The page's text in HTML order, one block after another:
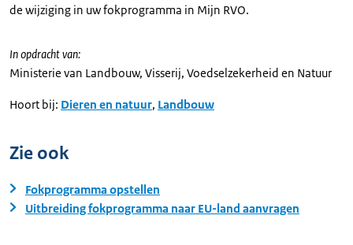
de wijziging in uw fokprogramma in Mijn RVO.
In opdracht van:
Ministerie van Landbouw, Visserij, Voedselzekerheid en Natuur
Hoort bij: Dieren en natuur, Landbouw
Zie ook
Fokprogramma opstellen
Uitbreiding fokprogramma naar EU-land aanvragen